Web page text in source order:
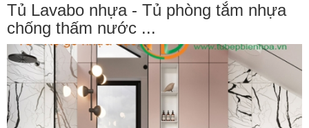
Tủ Lavabo nhựa - Tủ phòng tắm nhựa
chống thấm nước ...